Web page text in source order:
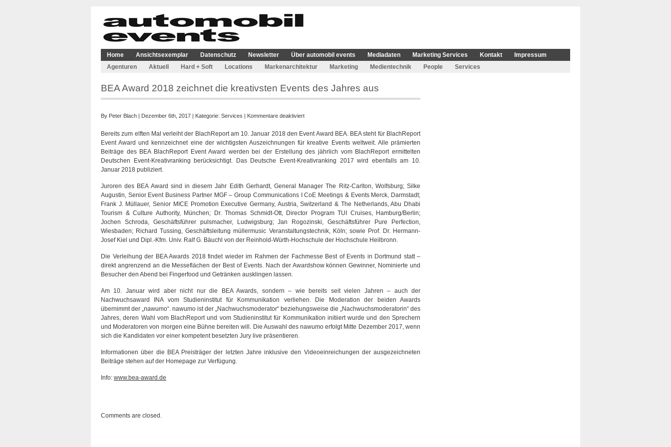
Home Ansichtsexemplar Datenschutz Newsletter Über automobil events Mediadaten Marketing Services Kontakt
Impressum
Agenturen
Aktuell Hard + Soft Locations Markenarchitektur Marketing Medientechnik People Services
BEA Award 2018 zeichnet die kreativsten Events des Jahres aus
By Peter Blach | Dezember 6th, 2017 | Kategorie: Services | Kommentare deaktiviertfür
Award
2018
zeichnet
die
des
Jahres
aus
Bereits zum elften Mal verleiht der BlachReport am 10. Januar 2018 den Event Award BEA. BEA steht für BlachReport
Event Award und kennzeichnet eine der wichtigsten Auszeichnungen für kreative Events weltweit. Alle prämierten
Beiträge des BEA BlachReport Event Award werden bei der Erstellung des jährlich vom BlachReport ermittelten
Deutschen Event-Kreativranking berücksichtigt. Das Deutsche Event-Kreativranking 2017 wird ebenfalls am 10.
Januar 2018 publiziert.
Juroren des BEA Award sind in diesem Jahr Edith Gerhardt, General Manager The Ritz-Carlton, Wolfsburg; Silke
Augustin, Senior Event Business Partner MGF – Group Communications I CoE Meetings & Events Merck, Darmstadt;
Frank J. Müllauer, Senior MICE Promotion Executive Germany, Austria, Switzerland & The Netherlands, Abu Dhabi
Tourism & Culture Authority, München; Dr. Thomas Schmidt-Ott, Director Program TUI Cruises, Hamburg/Berlin;
Jochen Schroda, Geschäftsführer pulsmacher, Ludwigsburg; Jan Rogozinski, Geschäftsführer Pure Perfection,
Wiesbaden; Richard Tussing, Geschäftsleitung müllermusic Veranstaltungstechnik, Köln; sowie Prof. Dr. Hermann-
Josef Kiel und Dipl.-Kfm. Univ. Ralf G. Bäuchl von der Reinhold-Würth-Hochschule der Hochschule Heilbronn.
Die Verleihung der BEA Awards 2018 findet wieder im Rahmen der Fachmesse Best of Events in Dortmund statt –
direkt angrenzend an die Messeflächen der Best of Events. Nach der Awardshow können Gewinner, Nominierte und
Besucher den Abend bei Fingerfood und Getränken ausklingen lassen.
Am 10. Januar wird aber nicht nur die BEA Awards, sondern – wie bereits seit vielen Jahren – auch der
Nachwuchsaward INA vom Studieninstitut für Kommunikation verliehen. Die Moderation der beiden Awards
übernimmt der „nawumo“. nawumo ist der „Nachwuchsmoderator“ beziehungsweise die „Nachwuchsmoderatorin“ des
Jahres, deren Wahl vom BlachReport und vom Studieninstitut für Kommunikation initiiert wurde und den Sprechern
und Moderatoren von morgen eine Bühne bereiten will. Die Auswahl des nawumo erfolgt Mitte Dezember 2017, wenn
sich die Kandidaten vor einer kompetent besetzten Jury live präsentieren.
Informationen über die BEA Preisträger der letzten Jahre inklusive den Videoeinreichungen der ausgezeichneten
Beiträge stehen auf der Homepage zur Verfügung.
Info: www.bea-award.de
Comments are closed.